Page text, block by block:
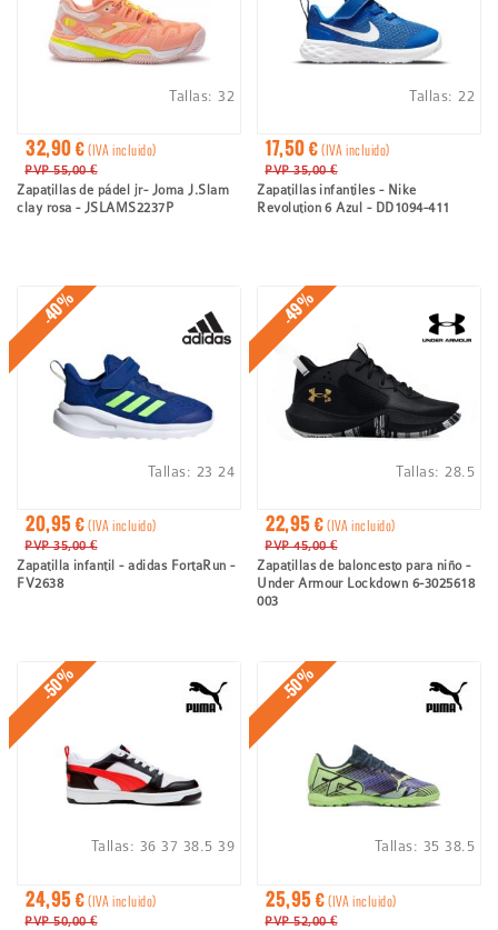
32,90 €(IVA incluido)
PVP 55,00 €
Zapatillas de pádel jr- Joma J.Slam
clay rosa - JSLAMS2237P
Tallas:32
17,50 €(IVA incluido)
PVP 35,00 €
Zapatillas infantiles - Nike
Revolution 6 Azul - DD1094-411
Tallas:22
-40%
20,95 €(IVA incluido)
PVP 35,00 €
Zapatilla infantil - adidas FortaRun -
FV2638
Tallas: 23 24
-49%
22,95 €(IVA incluido)
PVP 45,00 €
Zapatillas de baloncesto para niño -
Under Armour Lockdown 6-3025618
003
Tallas: 28.5
-50%
24,95 €(IVA incluido)
PVP 50,00 €
Tallas: 36 37 38.5 39
-50%
25,95 €(IVA incluido)
PVP 52,00 €
Tallas: 35 38.5